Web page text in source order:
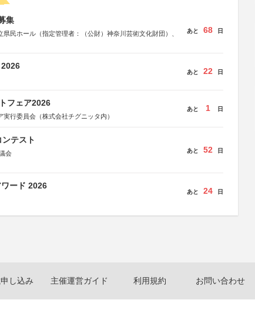
集
民ホール（指定管理者：（公財）神奈川芸術文化財団）、
あと 68 日
あと 22 日
フェア2026
行委員会（株式会社チグニッタ内）
あと 1 日
テスト
会
あと 52 日
ード 2026
あと 24 日
し込み 主催運営ガイド 利用規約 お問い合わせ